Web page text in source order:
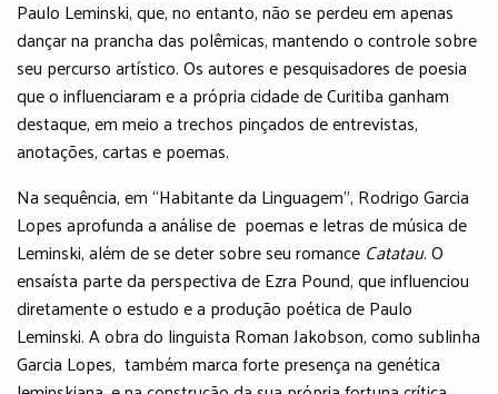
Paulo Leminski, que, no entanto, não se perdeu em apenas
dançar na prancha das polêmicas, mantendo o controle sobre
seu percurso artístico. Os autores e pesquisadores de poesia
que o influenciaram e a própria cidade de Curitiba ganham
destaque, em meio a trechos pinçados de entrevistas,
anotações, cartas e poemas.
Na sequência, em “Habitante da Linguagem”, Rodrigo Garcia
Lopes aprofunda a análise de poemas e letras de música de
Leminski, além de se deter sobre seu romance Catatau. O
ensaísta parte da perspectiva de Ezra Pound, que influenciou
diretamente o estudo e a produção poética de Paulo
Leminski. A obra do linguista Roman Jakobson, como sublinha
Garcia Lopes, também marca forte presença na genética